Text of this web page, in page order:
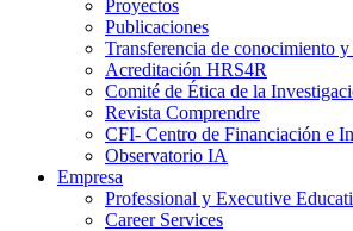
Proyectos
Publicaciones
Transferencia de conocimiento
Acreditación HRS4R
Comité de Ética de la
Revista Comprendre
CFI- Centro de Financiación e
Observatorio IA
Empresa
Professional y Executive
Career Services